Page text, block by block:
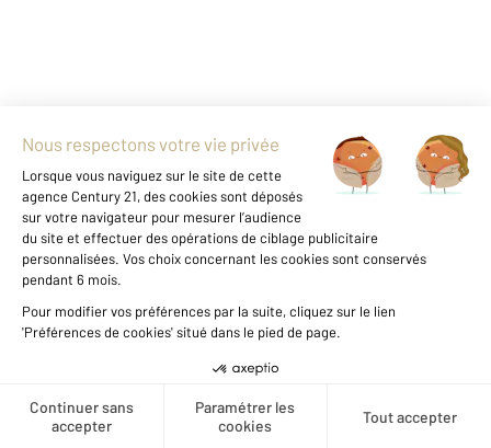
Créer une alerte
NICE 06
Ref : 594
Appartement F4 à vendre
525 000 €
NICE - SAINT ANTOINE DE GINESTIERE: Dans
une résidence avec piscine et gardien, 3/4
pièces de 92 m² en rez-de-jardin comprenant
un hall d'entrée, un séjour, une cuisine
indépendante équipée, 2 salles d'eau, 2 WC,